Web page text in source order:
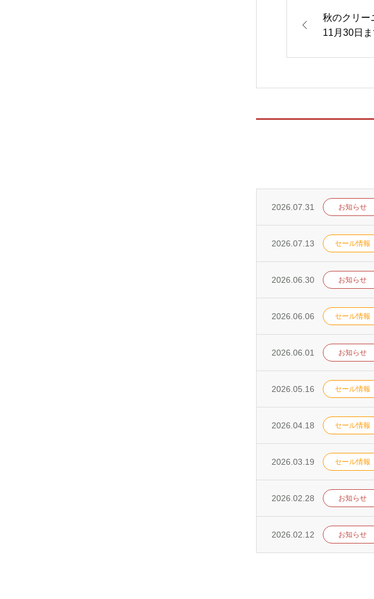
秋のクリー
11月30日ま
2026.07.31 お知らせ
2026.07.13 セール情報
2026.06.30 お知らせ
2026.06.06 セール情報
2026.06.01 お知らせ
2026.05.16 セール情報
2026.04.18 セール情報
2026.03.19 セール情報
2026.02.28 お知らせ
2026.02.12 お知らせ